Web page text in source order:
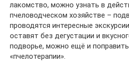
лакомство, можно узнать в
пчеловодческом хозяйстве –
проводятся интересные
оставят без дегустации и
подворье, можно ещё и
«пчелотерапии».